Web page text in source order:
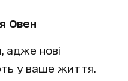
Овен
адже нові
у ваше життя.